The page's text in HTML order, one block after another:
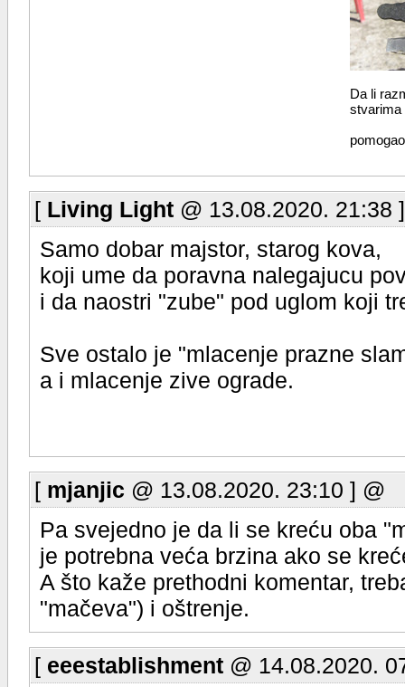
Da li
stvarima
[ Living Light @ 13.08.2020. 21:38
Samo dobar majstor, starog kova,
koji ume da poravna nalegajucu
i da naostri "zube" pod uglom koji
Sve ostalo je "mlacenje prazne
a i mlacenje zive ograde.
[ mjanjic @ 13.08.2020. 23:10 ] @
Pa svejedno je da li se kreću oba
je potrebna veća brzina ako se
A što kaže prethodni komentar,
"mačeva") i oštrenje.
[ eeestablishment @ 14.08.2020.